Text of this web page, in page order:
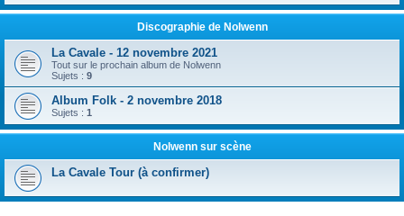
r
Discographie de Nolwenn
La Cavale - 12 novembre 2021
Tout sur le prochain album de Nolwenn
Sujets : 9
Album Folk - 2 novembre 2018
Sujets : 1
Nolwenn sur scène
La Cavale Tour (à confirmer)